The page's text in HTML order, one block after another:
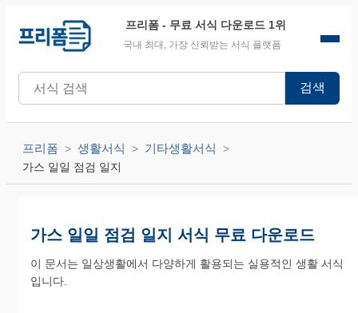
프리폼 - 무료 서식 다운로드 1위
국내 최대, 가장 신뢰받는 서식 플랫폼
검색
프리폼 생활서식 기타생활서식
가스 일일 점검 일지
가스 일일 점검 일지 서식 무료 다운로드
이 문서는 일상생활에서 다양하게 활용되는 실용적인 생활 서식
입니다.